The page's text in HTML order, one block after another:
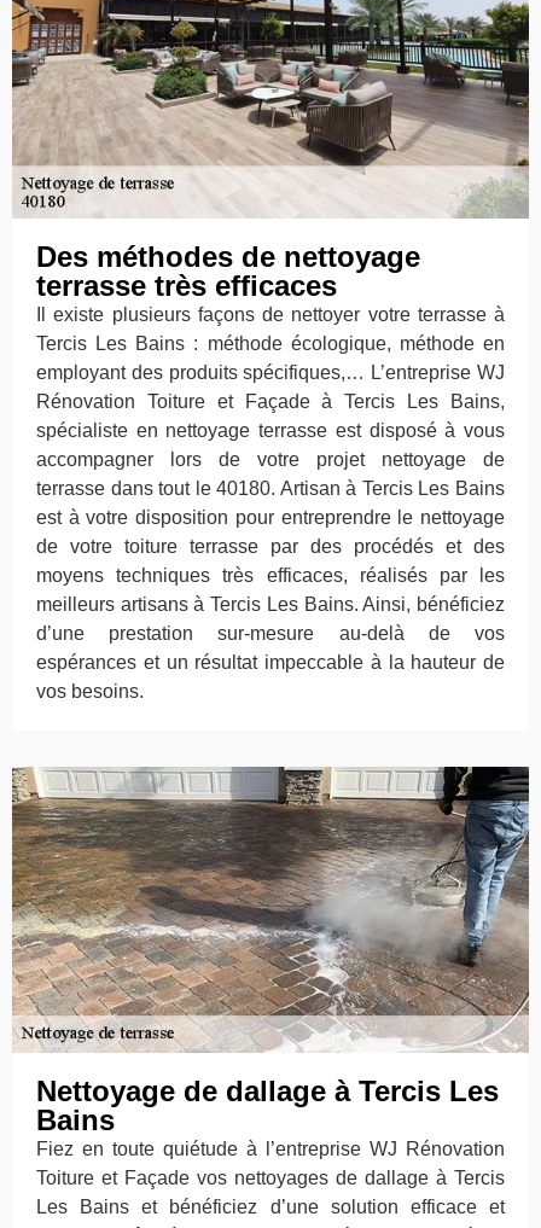
Des méthodes de nettoyage
terrasse très efficaces
Il existe plusieurs façons de nettoyer votre terrasse à
Tercis Les Bains : méthode écologique, méthode en
employant des produits spécifiques,… L’entreprise WJ
Rénovation Toiture et Façade à Tercis Les Bains,
spécialiste en nettoyage terrasse est disposé à vous
accompagner lors de votre projet nettoyage de
terrasse dans tout le 40180. Artisan à Tercis Les Bains
est à votre disposition pour entreprendre le nettoyage
de votre toiture terrasse par des procédés et des
moyens techniques très efficaces, réalisés par les
meilleurs artisans à Tercis Les Bains. Ainsi, bénéficiez
d’une prestation sur-mesure au-delà de vos
espérances et un résultat impeccable à la hauteur de
vos besoins.
Nettoyage de dallage à Tercis Les
Bains
Fiez en toute quiétude à l’entreprise WJ Rénovation
Toiture et Façade vos nettoyages de dallage à Tercis
Les Bains et bénéficiez d’une solution efficace et